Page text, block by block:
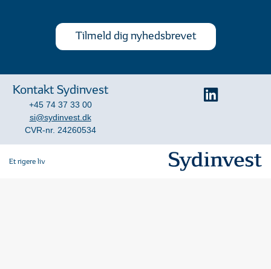
Tilmeld dig nyhedsbrevet
Kontakt Sydinvest
+45 74 37 33 00
si@sydinvest.dk
CVR-nr. 24260534
Et rigere liv